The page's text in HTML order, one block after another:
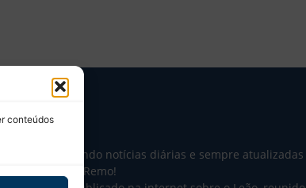
conteúdos
NÓS
2004 trazendo notícias diárias e sempre atualizadas
o Clube do Remo!